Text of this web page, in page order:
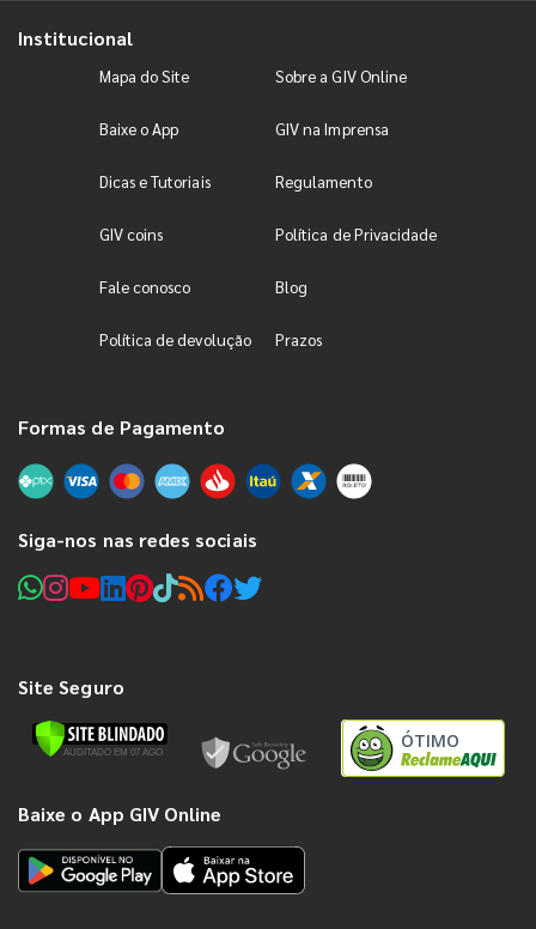
Institucional
Mapa do Site Sobre a GIV Online
Baixe o App GIV na Imprensa
Dicas e Tutoriais Regulamento
GIV coins Política de Privacidade
Fale conosco Blog
Política de devolução Prazos
Formas de Pagamento
Siga-nos nas redes sociais
Site Seguro
ÓTIMO
Baixe o App GIV Online